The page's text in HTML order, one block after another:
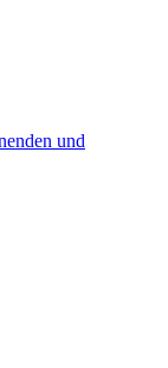
und